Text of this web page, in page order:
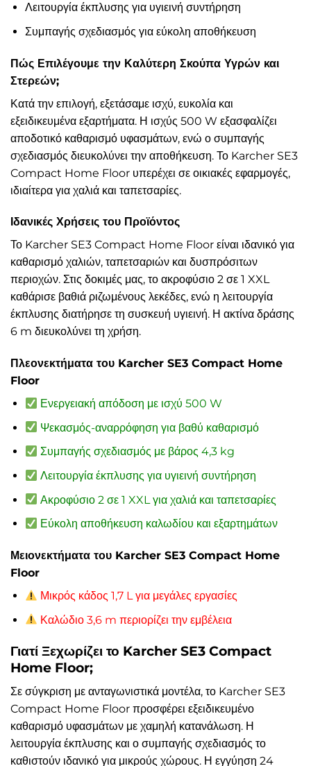
Λειτουργία έκπλυσης για υγιεινή συντήρηση
Συμπαγής σχεδιασμός για εύκολη αποθήκευση
Πώς Επιλέγουμε την Καλύτερη Σκούπα Υγρών και
Στερεών;
Κατά την επιλογή, εξετάσαμε ισχύ, ευκολία και
εξειδικευμένα εξαρτήματα. Η ισχύς 500 W εξασφαλίζει
αποδοτικό καθαρισμό υφασμάτων, ενώ ο συμπαγής
σχεδιασμός διευκολύνει την αποθήκευση. Το Karcher SE3
Compact Home Floor υπερέχει σε οικιακές εφαρμογές,
ιδιαίτερα για χαλιά και ταπετσαρίες.
Ιδανικές Χρήσεις του Προϊόντος
Το Karcher SE3 Compact Home Floor είναι ιδανικό για
καθαρισμό χαλιών, ταπετσαριών και δυσπρόσιτων
περιοχών. Στις δοκιμές μας, το ακροφύσιο 2 σε 1 XXL
καθάρισε βαθιά ριζωμένους λεκέδες, ενώ η λειτουργία
έκπλυσης διατήρησε τη συσκευή υγιεινή. Η ακτίνα δράσης
6 m διευκολύνει τη χρήση.
Πλεονεκτήματα του Karcher SE3 Compact Home
Floor
Ενεργειακή απόδοση με ισχύ 500 W
Ψεκασμός-αναρρόφηση για βαθύ καθαρισμό
Συμπαγής σχεδιασμός με βάρος 4,3 kg
Λειτουργία έκπλυσης για υγιεινή συντήρηση
Ακροφύσιο 2 σε 1 XXL για χαλιά και ταπετσαρίες
Εύκολη αποθήκευση καλωδίου και εξαρτημάτων
Μειονεκτήματα του Karcher SE3 Compact Home
Floor
Μικρός κάδος 1,7 L για μεγάλες εργασίες
Καλώδιο 3,6 m περιορίζει την εμβέλεια
Γιατί Ξεχωρίζει το Karcher SE3 Compact
Home Floor;
Σε σύγκριση με ανταγωνιστικά μοντέλα, το Karcher SE3
Compact Home Floor προσφέρει εξειδικευμένο
καθαρισμό υφασμάτων με χαμηλή κατανάλωση. Η
λειτουργία έκπλυσης και ο συμπαγής σχεδιασμός το
καθιστούν ιδανικό για μικρούς χώρους. Η εγγύηση 24